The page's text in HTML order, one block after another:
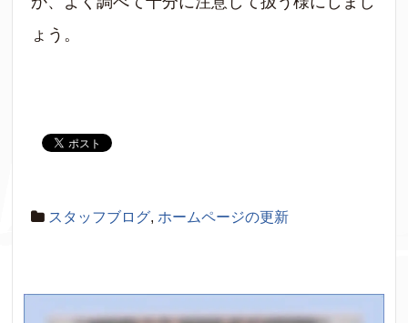
ょう。
スタッフブログ, ホームページの更新